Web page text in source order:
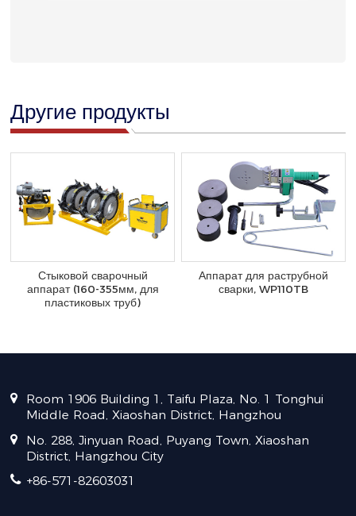
Другие продукты
Стыковой сварочный
аппарат (160-355мм, для
пластиковых труб)
Аппарат для раструбной
сварки, WP110TB
Room 1906 Building 1, Taifu Plaza, No. 1 Tonghui
Middle Road, Xiaoshan District, Hangzhou
No. 288, Jinyuan Road, Puyang Town, Xiaoshan
District, Hangzhou City
+86-571-82603031